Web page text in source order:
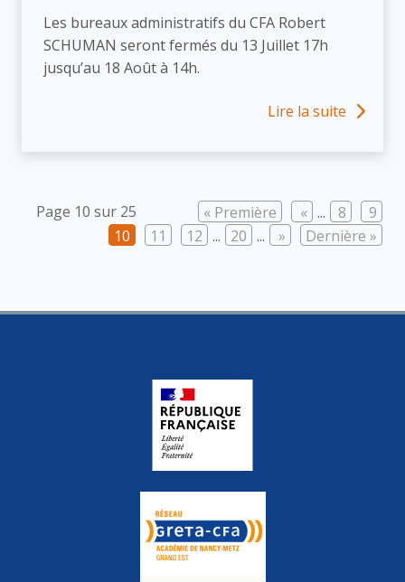
Les bureaux administratifs du CFA Robert
SCHUMAN seront fermés du 13 Juillet 17h
jusqu’au 18 Août à 14h.
Lire la suite
Page 10 sur 25 « Première « ... 8
9
10
11 12 ... 20 ... » Dernière »